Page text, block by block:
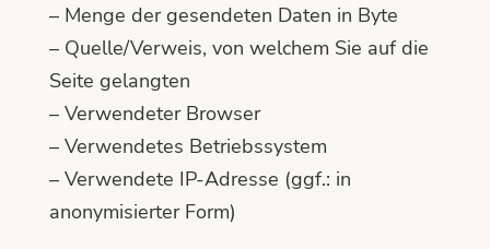
– Menge der gesendeten Daten in Byte
– Quelle/Verweis, von welchem Sie auf die
Seite gelangten
– Verwendeter Browser
– Verwendetes Betriebssystem
– Verwendete IP-Adresse (ggf.: in
anonymisierter Form)